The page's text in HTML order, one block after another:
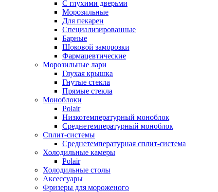
С глухими дверьми
Морозильные
Для пекарен
Специализированные
Барные
Шоковой заморозки
Фармацевтические
Морозильные лари
Глухая крышка
Гнутые стекла
Прямые стекла
Моноблоки
Polair
Низкотемпературный моноблок
Среднетемпературный моноблок
Сплит-системы
Среднетемпературная сплит-система
Холодильные камеры
Polair
Холодильные столы
Аксессуары
Фризеры для мороженого